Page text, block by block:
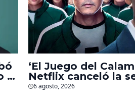
a
‘El Juego del
Netflix canceló la
Fincher que iba a
6 agosto, 2026